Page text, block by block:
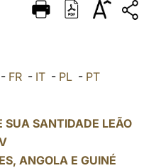
ITALIANO
POLSKI
- FR - IT - PL - PT
SUA SANTIDADE LEÃO
ANGOLA E GUINÉ